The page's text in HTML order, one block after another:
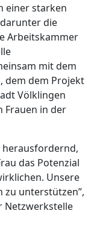
einer starken
die
Arbeitskammer
mit dem
dem dem Projekt
Völklingen
Frauen in der
herausfordernd,
das Potenzial
Unsere
zu unterstützen”,
Netzwerkstelle